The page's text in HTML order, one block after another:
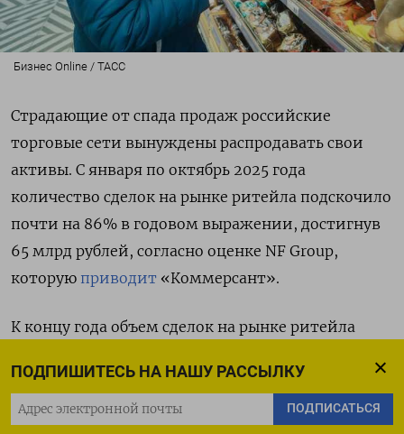
ПОДПИШИТЕСЬ НА НАШУ РАССЫЛКУ
ПОДПИСАТЬСЯ
Бизнес Online / ТАСС
Страдающие от спада продаж российские
торговые сети вынуждены распродавать свои
активы. С января по октябрь 2025 года
количество сделок на рынке ритейла подскочило
почти на 86% в годовом выражении, достигнув
65 млрд рублей, согласно оценке NF Group,
которую приводит «Коммерсант».
К концу года объем сделок на рынке ритейла
(учитывая также покупки сетями непрофильных
активов), что превысит прошлогодние значения